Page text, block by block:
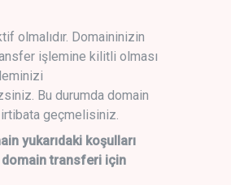
olmalıdır. Domaininizin
işlemine kilitli olması
Bu durumda domain
geçmelisiniz.
yukarıdaki koşulları
transferi için